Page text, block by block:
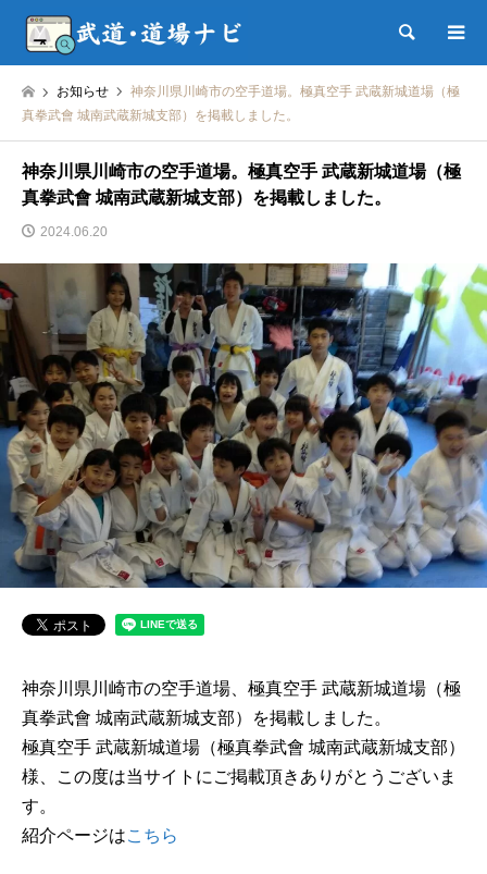
検索
お知らせ
神奈川県川崎市の空手道場。極真空手 武蔵新城道場（極
真拳武會 城南武蔵新城支部）を掲載しました。
神奈川県川崎市の空手道場。極真空手 武蔵新城道場（極
真拳武會 城南武蔵新城支部）を掲載しました。
2024.06.20
神奈川県川崎市の空手道場、極真空手 武蔵新城道場（極
真拳武會 城南武蔵新城支部）を掲載しました。
極真空手 武蔵新城道場（極真拳武會 城南武蔵新城支部）
様、この度は当サイトにご掲載頂きありがとうございま
す。
紹介ページはこちら